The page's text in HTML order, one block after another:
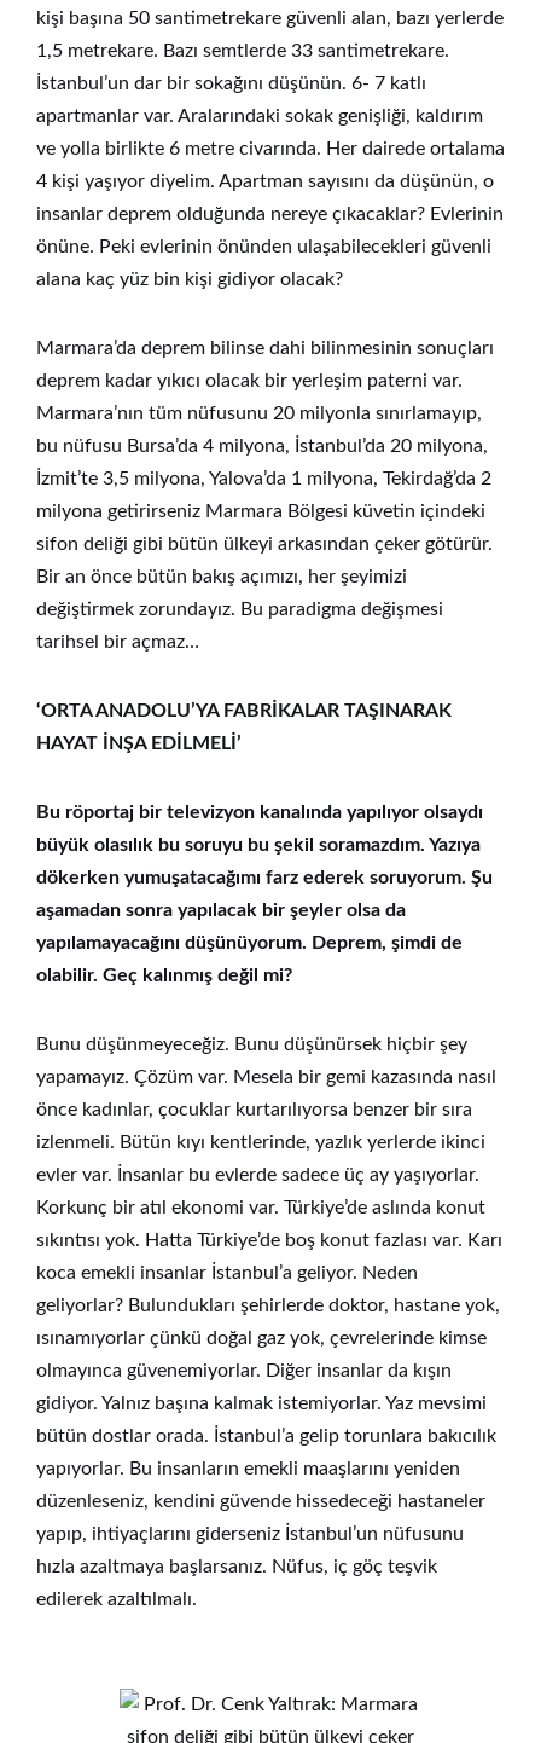
kişi başına 50 santimetrekare güvenli alan, bazı yerlerde
1,5 metrekare. Bazı semtlerde 33 santimetrekare.
İstanbul’un dar bir sokağını düşünün. 6- 7 katlı
apartmanlar var. Aralarındaki sokak genişliği, kaldırım
ve yolla birlikte 6 metre civarında. Her dairede ortalama
4 kişi yaşıyor diyelim. Apartman sayısını da düşünün, o
insanlar deprem olduğunda nereye çıkacaklar? Evlerinin
önüne. Peki evlerinin önünden ulaşabilecekleri güvenli
alana kaç yüz bin kişi gidiyor olacak?
Marmara’da deprem bilinse dahi bilinmesinin sonuçları
deprem kadar yıkıcı olacak bir yerleşim paterni var.
Marmara’nın tüm nüfusunu 20 milyonla sınırlamayıp,
bu nüfusu Bursa’da 4 milyona, İstanbul’da 20 milyona,
İzmit’te 3,5 milyona, Yalova’da 1 milyona, Tekirdağ’da 2
milyona getirirseniz Marmara Bölgesi küvetin içindeki
sifon deliği gibi bütün ülkeyi arkasından çeker götürür.
Bir an önce bütün bakış açımızı, her şeyimizi
değiştirmek zorundayız. Bu paradigma değişmesi
tarihsel bir açmaz…
‘ORTA ANADOLU’YA FABRİKALAR TAŞINARAK
HAYAT İNŞA EDİLMELİ’
Bu röportaj bir televizyon kanalında yapılıyor olsaydı
büyük olasılık bu soruyu bu şekil soramazdım. Yazıya
dökerken yumuşatacağımı farz ederek soruyorum. Şu
aşamadan sonra yapılacak bir şeyler olsa da
yapılamayacağını düşünüyorum. Deprem, şimdi de
olabilir. Geç kalınmış değil mi?
Bunu düşünmeyeceğiz. Bunu düşünürsek hiçbir şey
yapamayız. Çözüm var. Mesela bir gemi kazasında nasıl
önce kadınlar, çocuklar kurtarılıyorsa benzer bir sıra
izlenmeli. Bütün kıyı kentlerinde, yazlık yerlerde ikinci
evler var. İnsanlar bu evlerde sadece üç ay yaşıyorlar.
Korkunç bir atıl ekonomi var. Türkiye’de aslında konut
sıkıntısı yok. Hatta Türkiye’de boş konut fazlası var. Karı
koca emekli insanlar İstanbul’a geliyor. Neden
geliyorlar? Bulundukları şehirlerde doktor, hastane yok,
ısınamıyorlar çünkü doğal gaz yok, çevrelerinde kimse
olmayınca güvenemiyorlar. Diğer insanlar da kışın
gidiyor. Yalnız başına kalmak istemiyorlar. Yaz mevsimi
bütün dostlar orada. İstanbul’a gelip torunlara bakıcılık
yapıyorlar. Bu insanların emekli maaşlarını yeniden
düzenleseniz, kendini güvende hissedeceği hastaneler
yapıp, ihtiyaçlarını giderseniz İstanbul’un nüfusunu
hızla azaltmaya başlarsanız. Nüfus, iç göç teşvik
edilerek azaltılmalı.